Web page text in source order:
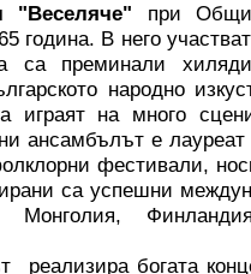
"Веселяче" при
година. В него
са преминали
народно
играят на много
ансамбълът е лауреат
фестивали,
са успешни
реализира богата